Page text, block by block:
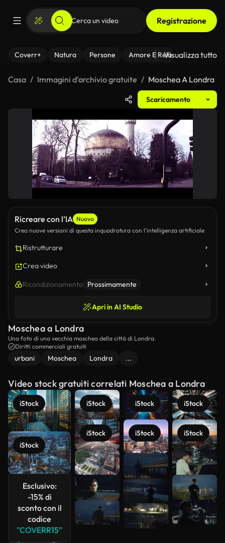
Registrazione
Coverr+ Natura Persone Amore E Relazioni Il
Visualizza tutto
Casa Immagini d’archivio gratuite Moschea A Londra
Scaricamento
Ricreare con l’IA Nuovo
Crea nuove versioni di questa inquadratura con l’intelligenza artificiale
Ristrutturare
Crea video
Ricondizionamento Prossimamente
Apri in AI Studio
Moschea a Londra
Una foto di una vecchia moschea della città di Londra.
Diritti commerciali gratuiti
urbani Moschea Londra ...
Video stock gratuiti correlati Moschea a Londra
iStock
iStock
Esclusivo:
-15% di
sconto con il
codice
"COVERR15"
iStock
iStock
iStock
iStock
iStock
iStock
Scopri di
più